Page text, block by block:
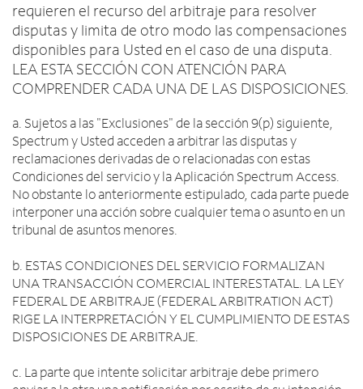
requieren el recurso del arbitraje para resolver
disputas y limita de otro modo las compensaciones
disponibles para Usted en el caso de una disputa.
LEA ESTA SECCIÓN CON ATENCIÓN PARA
COMPRENDER CADA UNA DE LAS DISPOSICIONES.
a. Sujetos a las "Exclusiones" de la sección 9(p) siguiente,
Spectrum y Usted acceden a arbitrar las disputas y
reclamaciones derivadas de o relacionadas con estas
Condiciones del servicio y la Aplicación Spectrum Access.
No obstante lo anteriormente estipulado, cada parte puede
interponer una acción sobre cualquier tema o asunto en un
tribunal de asuntos menores.
b. ESTAS CONDICIONES DEL SERVICIO FORMALIZAN
UNA TRANSACCIÓN COMERCIAL INTERESTATAL. LA LEY
FEDERAL DE ARBITRAJE (FEDERAL ARBITRATION ACT)
RIGE LA INTERPRETACIÓN Y EL CUMPLIMIENTO DE ESTAS
DISPOSICIONES DE ARBITRAJE.
c. La parte que intente solicitar arbitraje debe primero